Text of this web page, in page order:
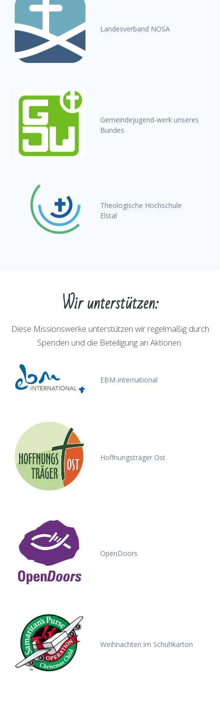
Landesverband NOSA
Gemeindejugend-werk unseres
Bundes
Theologische Hochschule
Elstal
Wir unterstützen:
Diese Missionswerke unterstützen wir regelmäßig durch
Spenden und die Beteiligung an Aktionen.
EBM-international
Hoffnungsträger Ost
OpenDoors
Weihnachten im Schuhkarton